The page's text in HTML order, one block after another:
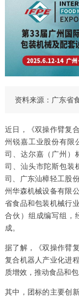
资料来源：广东省
近日，《双操作臂复
州锐嘉工业股份有限
司、达尔嘉（广州）
司、汕头市陀斯包装
司、广东汕樟轻工股
州华森机械设备有限
省食品和包装机械行
合伙）组成编写组，
成。
据了解，《双操作臂
复合机器人产业化进
质增效，推动食品和
其中，团标的主要创